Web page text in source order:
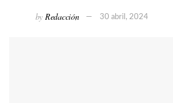
by Redacción 30 abril, 2024